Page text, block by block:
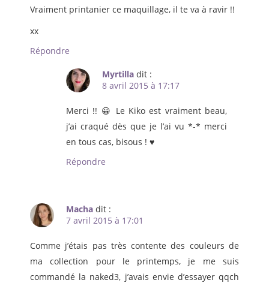
Vraiment printanier ce maquillage, il te va à ravir !!
xx
Répondre
Myrtilla dit :
8 avril 2015 à 17:17
Merci !! 😀 Le Kiko est vraiment beau,
j’ai craqué dès que je l’ai vu *-* merci
en tous cas, bisous ! ♥
Répondre
Macha dit :
7 avril 2015 à 17:01
Comme j’étais pas très contente des couleurs de
ma collection pour le printemps, je me suis
commandé la naked3, j’avais envie d’essayer qqch